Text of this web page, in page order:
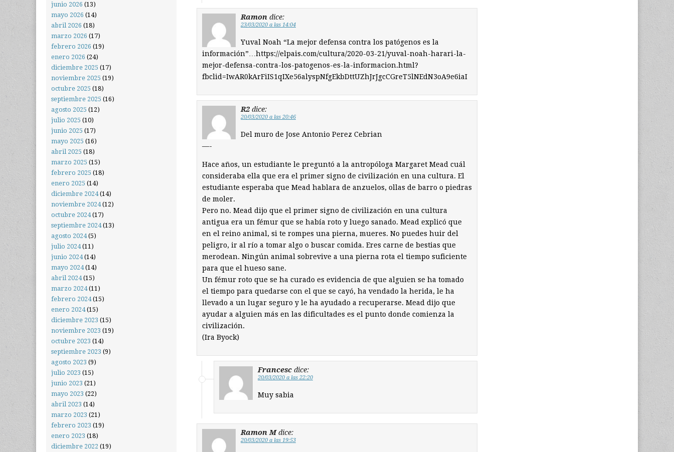
Ramon dice:
23/03/2020 a las 14:04
Yuval Noah “La mejor defensa contra los patógenos es la
información”…https://elpais.com/cultura/2020-03-21/yuval-noah-harari-la-
mejor-defensa-contra-los-patogenos-es-la-informacion.html?
fbclid=IwAR0kArFiIS1qIXe56alyspNfgEkbDttUZhJrJgcCGreT5lNEdN3oA9e6iaI
R2 dice:
20/03/2020 a las 20:46
Del muro de Jose Antonio Perez Cebrian
—-
Hace años, un estudiante le preguntó a la antropóloga Margaret Mead cuál
consideraba ella que era el primer signo de civilización en una cultura. El
estudiante esperaba que Mead hablara de anzuelos, ollas de barro o piedras
de moler.
Pero no. Mead dijo que el primer signo de civilización en una cultura
antigua era un fémur que se había roto y luego sanado. Mead explicó que
en el reino animal, si te rompes una pierna, mueres. No puedes huir del
peligro, ir al río a tomar algo o buscar comida. Eres carne de bestias que
merodean. Ningún animal sobrevive a una pierna rota el tiempo suficiente
para que el hueso sane.
Un fémur roto que se ha curado es evidencia de que alguien se ha tomado
el tiempo para quedarse con el que se cayó, ha vendado la herida, le ha
llevado a un lugar seguro y le ha ayudado a recuperarse. Mead dijo que
ayudar a alguien más en las dificultades es el punto donde comienza la
civilización.
(Ira Byock)
Francesc dice:
20/03/2020 a las 22:20
Muy sabia
Ramon M dice:
20/03/2020 a las 19:53
junio 2026 (13)
mayo 2026 (14)
abril 2026 (18)
marzo 2026 (17)
febrero 2026 (19)
enero 2026 (24)
diciembre 2025 (17)
noviembre 2025 (19)
octubre 2025 (18)
septiembre 2025 (16)
agosto 2025 (12)
julio 2025 (10)
junio 2025 (17)
mayo 2025 (16)
abril 2025 (18)
marzo 2025 (15)
febrero 2025 (18)
enero 2025 (14)
diciembre 2024(14)
noviembre 2024(12)
octubre 2024(17)
septiembre 2024(13)
agosto 2024(5)
julio 2024(11)
junio 2024(14)
mayo 2024(14)
abril 2024(15)
marzo 2024(11)
febrero 2024(15)
enero 2024(15)
diciembre 2023 (15)
noviembre 2023 (19)
octubre 2023 (14)
septiembre 2023 (9)
agosto 2023 (9)
julio 2023 (15)
junio 2023 (21)
mayo 2023 (22)
abril 2023 (14)
marzo 2023 (21)
febrero 2023 (19)
enero 2023 (18)
diciembre 2022 (19)